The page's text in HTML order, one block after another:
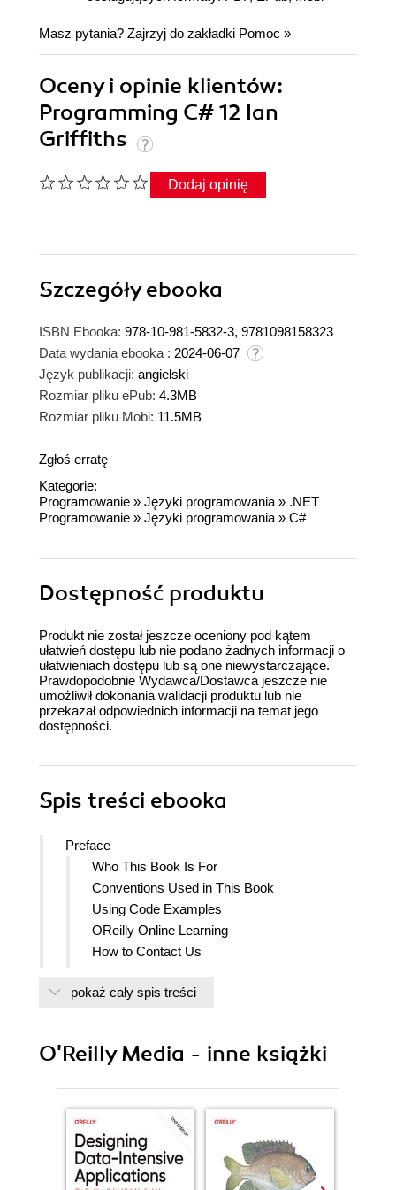
Masz pytania? Zajrzyj do zakładki Pomoc »
Oceny i opinie klientów:
Programming C# 12 Ian
Griffiths
Dodaj opinię
Szczegółyebooka
ISBN Ebooka: 978-10-981-5832-3, 9781098158323
Data wydania ebooka : 2024-06-07
Język publikacji: angielski
Rozmiar pliku ePub: 4.3MB
Rozmiar pliku Mobi: 11.5MB
Zgłoś erratę
Kategorie:
Programowanie » Języki programowania » .NET
Programowanie » Języki programowania » C#
Dostępność produktu
Produkt nie został jeszcze oceniony pod kątem
ułatwień dostępu lub nie podano żadnych informacji o
ułatwieniach dostępu lub są one niewystarczające.
Prawdopodobnie Wydawca/Dostawca jeszcze nie
umożliwił dokonania walidacji produktu lub nie
przekazał odpowiednich informacji na temat jego
dostępności.
Spis treści ebooka
Preface
Who This Book Is For
Conventions Used in This Book
Using Code Examples
OReilly Online Learning
How to Contact Us
1. Introducing C#
C# Prefers Generality to Specialization
Release Cycles and Long Term Support
Targeting Multiple .NET Runtimes
Visual Studio, Visual Studio Code, and
JetBrains Rider
pokaż cały spis treści
O'Reilly Media - inne książki